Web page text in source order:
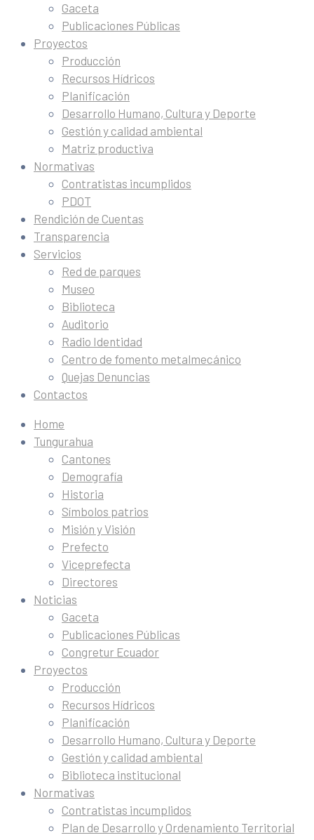
Gaceta
Publicaciones Públicas
Proyectos
Producción
Recursos Hídricos
Planificación
Desarrollo Humano, Cultura y Deporte
Gestión y calidad ambiental
Matriz productiva
Normativas
Contratistas incumplidos
PDOT
Rendición de Cuentas
Transparencia
Servicios
Red de parques
Museo
Biblioteca
Auditorio
Radio Identidad
Centro de fomento metalmecánico
Quejas Denuncias
Contactos
Home
Tungurahua
Cantones
Demografía
Historia
Símbolos patrios
Misión y Visión
Prefecto
Viceprefecta
Directores
Noticias
Gaceta
Publicaciones Públicas
Congretur Ecuador
Proyectos
Producción
Recursos Hídricos
Planificación
Desarrollo Humano, Cultura y Deporte
Gestión y calidad ambiental
Biblioteca institucional
Normativas
Contratistas incumplidos
Plan de Desarrollo y Ordenamiento Territorial